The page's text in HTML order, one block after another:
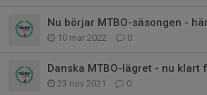
Nu börjar MTBO-säsongen -
10 mar 2022 0
Danska MTBO-lägret - nu klart
23 nov 2021 0